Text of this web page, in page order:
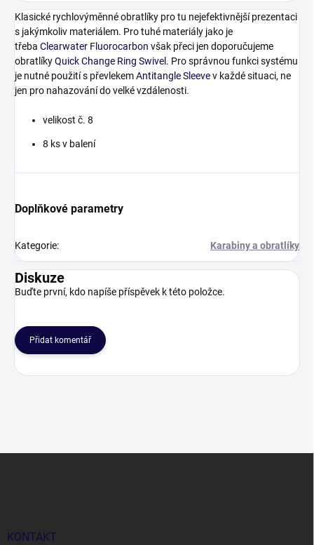
Klasické rychlovýměnné obratlíky pro tu nejefektivnější prezentaci
s jakýmkoliv materiálem. Pro tuhé materiály jako je
třeba Clearwater Fluorocarbon však přeci jen doporučujeme
obratlíkyQuick Change Ring Swivel . Pro správnou funkci systému
je nutné použití s převlekemAntitangle Sleevev každé situaci, ne
jen pro nahazování do velké vzdálenosti.
velikost č. 8
8 ks v balení
Doplňkové parametry
Kategorie: Karabiny a obratlíky
Diskuze
Buďte první, kdo napíše příspěvek k této položce.
Přidat komentář
KONTAKT